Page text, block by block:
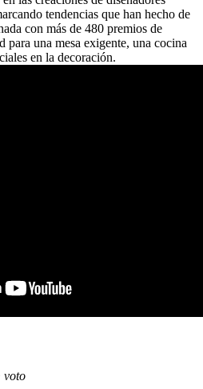
tendencias que han hecho de
con más de 480 premios de
para una mesa exigente, una cocina
en la decoración.
voto